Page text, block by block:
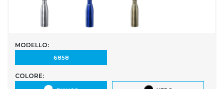
MODELLO:
6858
COLORE: